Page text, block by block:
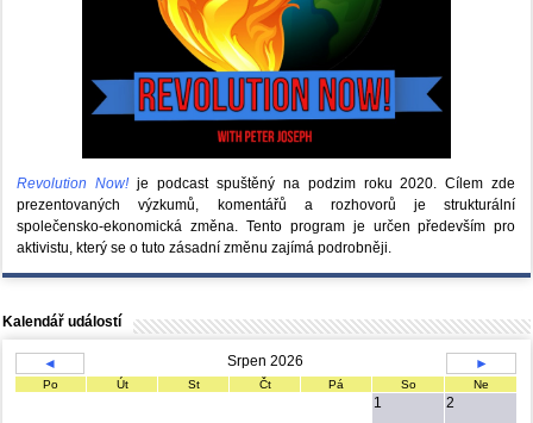
Revolution Now! je podcast spuštěný na podzim roku 2020.Cílem zde
prezentovaných výzkumů, komentářů a rozhovorů je strukturální
společensko-ekonomická změna. Tento program je určen především pro
aktivistu, který se o tuto zásadní změnu zajímá podrobněji.
Kalendář událostí
◄ Srpen 2026 ►
Po Út St Čt Pá So Ne
1 2